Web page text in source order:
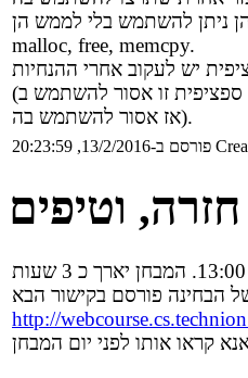
ניתן להשתמש בלי לממש הן
malloc, free, memcpy.
אז אסור להשתמש בה).
פורסם ב-13/2/2016, 20:23:59
וטיפים
http://